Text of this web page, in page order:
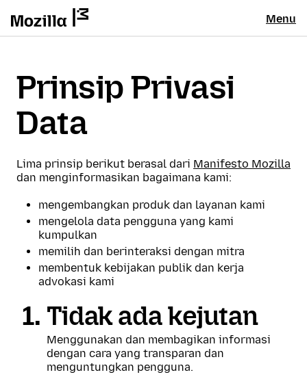
Menu
Prinsip Privasi
Data
Lima prinsip berikut berasal dari Manifesto Mozilla
dan menginformasikan bagaimana kami:
mengembangkan produk dan layanan kami
mengelola data pengguna yang kami
kumpulkan
memilih dan berinteraksi dengan mitra
membentuk kebijakan publik dan kerja
advokasi kami
Tidak ada kejutan
Menggunakan dan membagikan informasi
dengan cara yang transparan dan
menguntungkan pengguna.